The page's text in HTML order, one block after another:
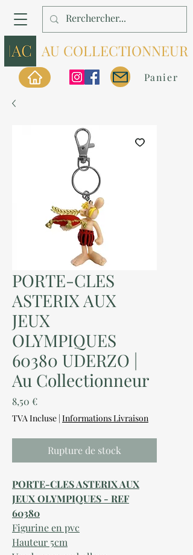
AU COLLECTIONNEUR
Panier
PORTE-CLES
ASTERIX AUX
JEUX
OLYMPIQUES
60380 UDERZO |
Au Collectionneur
8,50 €Prix
TVA Incluse | Informations Livraison
Rupture de stock
PORTE-CLES ASTERIX AUX
JEUX OLYMPIQUES - REF
60380
Figurine en pvc
Hauteur 5cm